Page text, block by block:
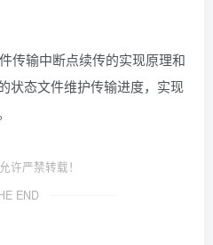
传输中断点续传的实现原理和
状态文件维护传输进度，实现
许严禁转载！
END